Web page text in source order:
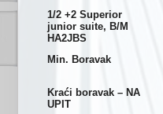
1/2 +2 Superior
junior suite, B/M
HA2JBS
Min. Boravak
Kraći boravak – NA
UPIT